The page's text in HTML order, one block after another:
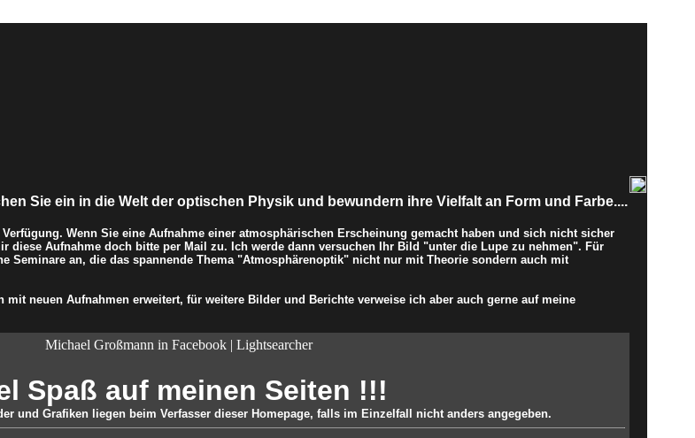
Sie ein in die Welt der optischen Physik und bewundern ihre Vielfalt an Form und Farbe....
Wenn Sie eine Aufnahme einer atmosphärischen Erscheinung gemacht haben und sich nicht sicher
diese Aufnahme doch bitte per Mail zu. Ich werde dann versuchen Ihr Bild "unter die Lupe zu nehmen". Für
Seminare an, die das spannende Thema "Atmosphärenoptik" nicht nur mit Theorie sondern auch mit
mit neuen Aufnahmen erweitert, für weitere Bilder und Berichte verweise ich aber auch gerne auf meine
Michael Großmann in Facebook | Lightsearcher
Spaß auf meinen Seiten !!!
und Grafiken liegen beim Verfasser dieser Homepage, falls im Einzelfall nicht anders angegeben.